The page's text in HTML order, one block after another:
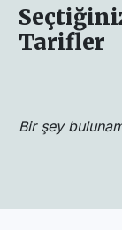
Tarifler
Bir şey